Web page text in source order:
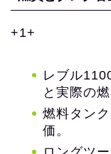
+1+
レブル
と実際の燃
燃料タン
価。